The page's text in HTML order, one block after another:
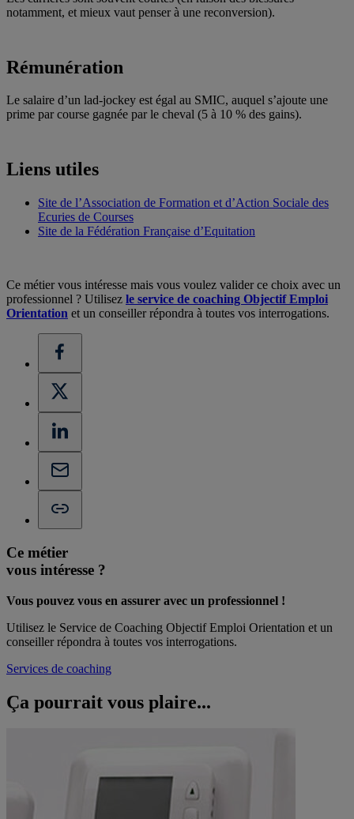
notamment, et mieux vaut penser à une reconversion).
Rémunération
Le salaire d’un lad-jockey est égal au SMIC, auquel s’ajoute une
prime par course gagnée par le cheval (5 à 10 % des gains).
Liens utiles
Site de l’Association de Formation et d’Action Sociale des
Ecuries de Courses
Site de la Fédération Française d’Equitation
Ce métier vous intéresse mais vous voulez valider ce choix avec un
professionnel ? Utilisez le service de coaching Objectif Emploi
Orientation et un conseiller répondra à toutes vos interrogations.
Ce métier
vous intéresse ?
Vous pouvez vous en assurer avec un professionnel !
Utilisez le Service de Coaching Objectif Emploi Orientation et un
conseiller répondra à toutes vos interrogations.
Services de coaching
Ça pourrait vous plaire...